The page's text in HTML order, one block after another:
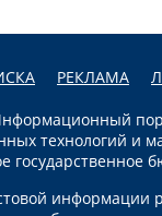
РЕКЛАМА
технологий и
государственное
информации